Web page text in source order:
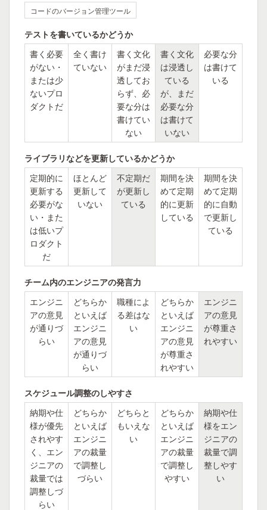
コードのバージョン管理ツール
テストを書いているかどうか
書く必要
がない・
または少
ないプロ
ダクトだ
全く書け
ていない
書く文化
がまだ浸
透してお
らず、必
要な分は
書けてい
ない
書く文化
は浸透し
ている
が、まだ
必要な分
は書けて
いない
必要な分
は書けて
いる
ライブラリなどを更新しているかどうか
定期的に
更新する
必要がな
い・また
は低いプ
ロダクト
だ
ほとんど
更新して
いない
不定期だ
が更新し
ている
期間を決
めて定期
的に更新
している
期間を決
めて定期
的に自動
で更新し
ている
チーム内のエンジニアの発言力
エンジニ
アの意見
が通りづ
らい
どちらか
といえば
エンジニ
アの意見
が通りづ
らい
職種によ
る差はな
い
どちらか
といえば
エンジニ
アの意見
が尊重さ
れやすい
エンジニ
アの意見
が尊重さ
れやすい
スケジュール調整のしやすさ
納期や仕
様が優先
されやす
く、エン
ジニアの
裁量では
調整しづ
らい
どちらか
といえば
エンジニ
アの裁量
で調整し
づらい
どちらと
もいえな
い
どちらか
といえば
エンジニ
アの裁量
で調整し
やすい
納期や仕
様をエン
ジニアの
裁量で調
整しやす
い